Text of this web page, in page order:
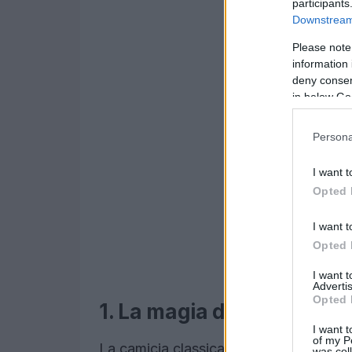
Please
information
deny
in below
I want
Opted
I want
Opted
I want
Opted
I want
of my
1. La magia della camicia